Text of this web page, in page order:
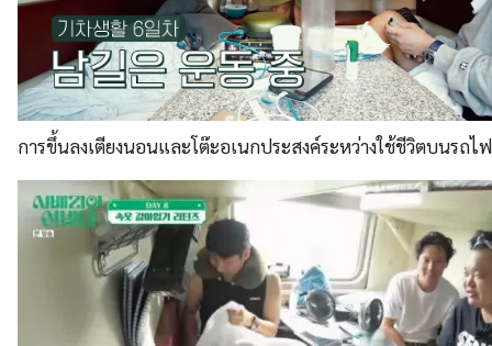
การขึ้นลงเตียงนอนและโต๊ะอเนกประสงค์ระหว่างใช้ชีวิตบนรถไฟ